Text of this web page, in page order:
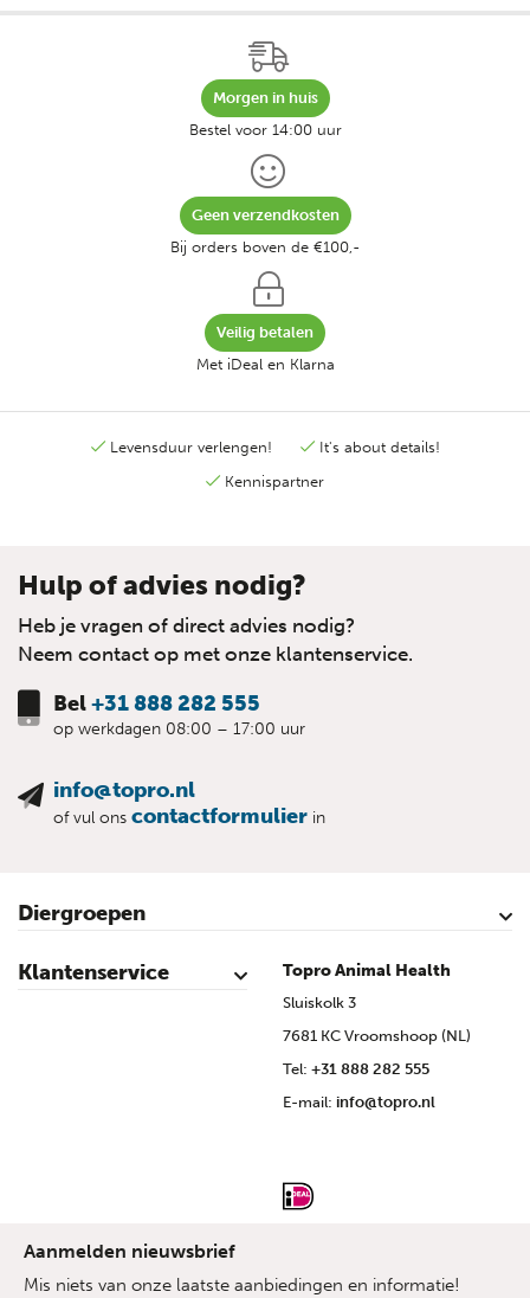
Morgen in huis
Bestel voor 14:00 uur
Geen verzendkosten
Bij orders boven de €100,-
Veilig betalen
Met iDeal en Klarna
Levensduur verlengen!
It's about details!
Kennispartner
Hulp of advies nodig?
Heb je vragen of direct advies nodig?
Neem contact op met onze klantenservice.
Bel+31 888 282 555
op werkdagen 08:00 – 17:00 uur
info@topro.nl
of vul ons contactformulier in
Diergroepen
Rundvee
Kalveren
Schapen
Schaap lammeren
Geiten
Geit lammeren
Varkens
Biggen
Pluimvee
Klantenservice
Contact
Mijn account
Veilig winkelen
Algemene voorwaarden
Privacy- en cookieverklaring
Disclaimer
Bronvermelding
Sitemap
Topro Partners
Cow Programme krant archief
Topro Animal Health
Sluiskolk 3
7681 KC Vroomshoop (NL)
Tel: +31 888 282 555
E-mail: info@topro.nl
Aanmelden nieuwsbrief
Mis niets van onze laatste aanbiedingen en informatie!